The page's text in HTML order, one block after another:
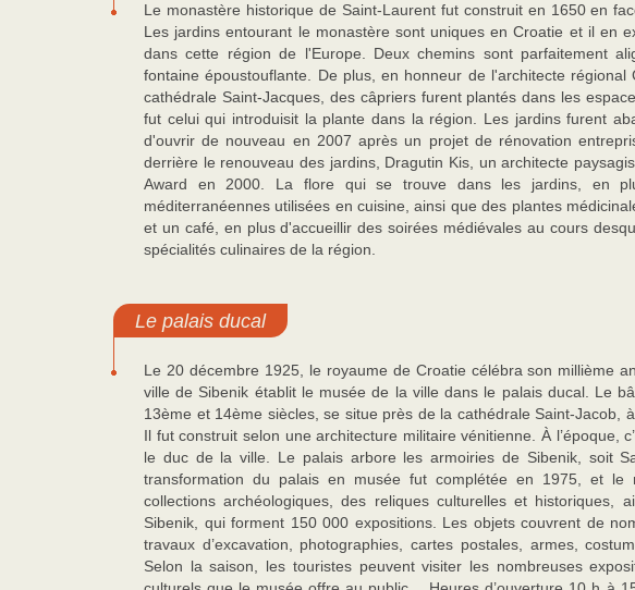
Le monastère historique de Saint-Laurent fut construit en 1650 en
Les jardins entourant le monastère sont uniques en Croatie et il en
dans cette région de l'Europe. Deux chemins sont parfaitement
fontaine époustouflante. De plus, en honneur de l'architecte
cathédrale Saint-Jacques, des câpriers furent plantés dans les
fut celui qui introduisit la plante dans la région. Les jardins furent
d'ouvrir de nouveau en 2007 après un projet de rénovation
derrière le renouveau des jardins, Dragutin Kis, un architecte
Award en 2000. La flore qui se trouve dans les jardins, en
méditerranéennes utilisées en cuisine, ainsi que des plantes
et un café, en plus d'accueillir des soirées médiévales au cours
spécialités culinaires de la région.
Le palais ducal
Le 20 décembre 1925, le royaume de Croatie célébra son millième
ville de Sibenik établit le musée de la ville dans le palais ducal. Le
13ème et 14ème siècles, se situe près de la cathédrale Saint-Jacob,
Il fut construit selon une architecture militaire vénitienne. À l’époque,
le duc de la ville. Le palais arbore les armoiries de Sibenik, soit
transformation du palais en musée fut complétée en 1975, et le
collections archéologiques, des reliques culturelles et historiques,
Sibenik, qui forment 150 000 expositions. Les objets couvrent de
travaux d’excavation, photographies, cartes postales, armes,
Selon la saison, les touristes peuvent visiter les nombreuses